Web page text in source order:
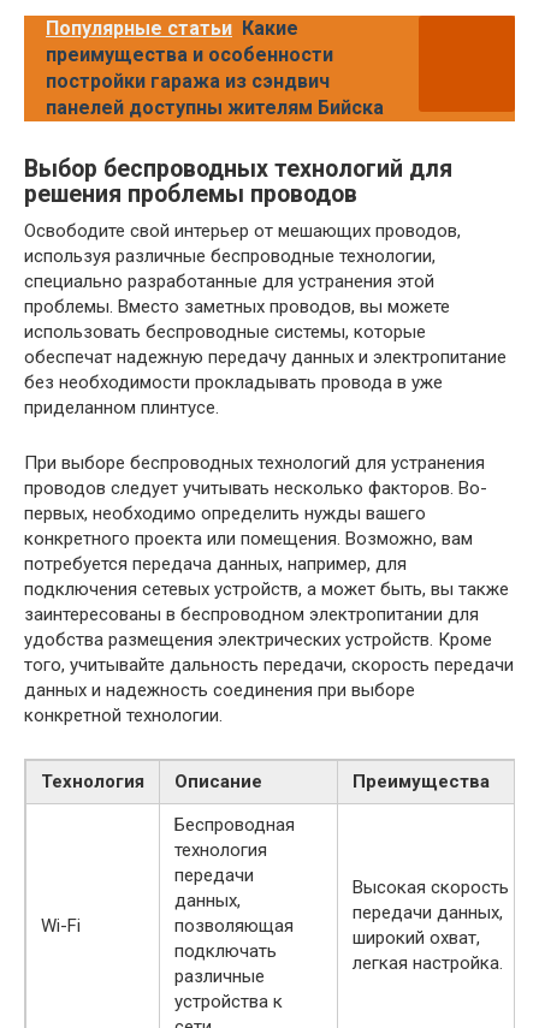
Популярные статьи Какие
преимущества и особенности
постройки гаража из сэндвич
панелей доступны жителям Бийска
Выбор беспроводных технологий для
решения проблемы проводов
Освободите свой интерьер от мешающих проводов,
используя различные беспроводные технологии,
специально разработанные для устранения этой
проблемы. Вместо заметных проводов, вы можете
использовать беспроводные системы, которые
обеспечат надежную передачу данных и электропитание
без необходимости прокладывать провода в уже
приделанном плинтусе.
При выборе беспроводных технологий для устранения
проводов следует учитывать несколько факторов. Во-
первых, необходимо определить нужды вашего
конкретного проекта или помещения. Возможно, вам
потребуется передача данных, например, для
подключения сетевых устройств, а может быть, вы также
заинтересованы в беспроводном электропитании для
удобства размещения электрических устройств. Кроме
того, учитывайте дальность передачи, скорость передачи
данных и надежность соединения при выборе
конкретной технологии.
Технология Описание Преимущества
Wi-Fi
Беспроводная
технология
передачи
данных,
позволяющая
подключать
различные
устройства к
Высокая скорость
передачи данных,
широкий охват,
легкая настройка.